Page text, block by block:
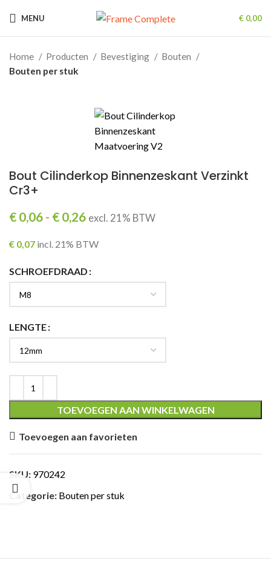
MENU € 0,00
Home Producten Bevestiging
Bouten
Bouten per stuk
Bout Cilinderkop Binnenzeskant Verzinkt
Cr3+
€ 0,06 - € 0,26Prijsklasse:
tot
excl. 21% BTW
€ 0,07 incl. 21% BTW
SCHROEFDRAAD
LENGTE
TOEVOEGEN AAN WINKELWAGEN
Toevoegen aan favorieten
SKU: 970242
Categorie: Bouten per stuk